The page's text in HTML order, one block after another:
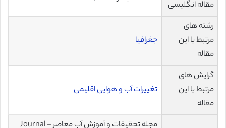
مقاله انگلیسی
رشته های
مرتبط با این
مقاله
جغرافیا
گرایش های
مرتبط با این
مقاله
تغییرات آب و هوایی اقلیمی
مجله تحقیقات و آموزش آب معاصر – Journal